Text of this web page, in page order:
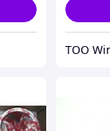
ТОО